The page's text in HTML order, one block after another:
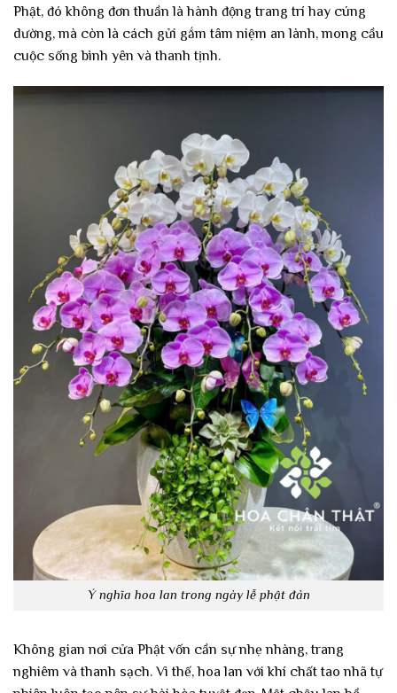
Phật, đó không đơn thuần là hành động trang trí hay cúng
dường, mà còn là cách gửi gắm tâm niệm an lành, mong cầu
cuộc sống bình yên và thanh tịnh.
Ý nghĩa hoa lan trong ngày lễ phật đản
Không gian nơi cửa Phật vốn cần sự nhẹ nhàng, trang
nghiêm và thanh sạch. Vì thế, hoa lan với khí chất tao nhã tự